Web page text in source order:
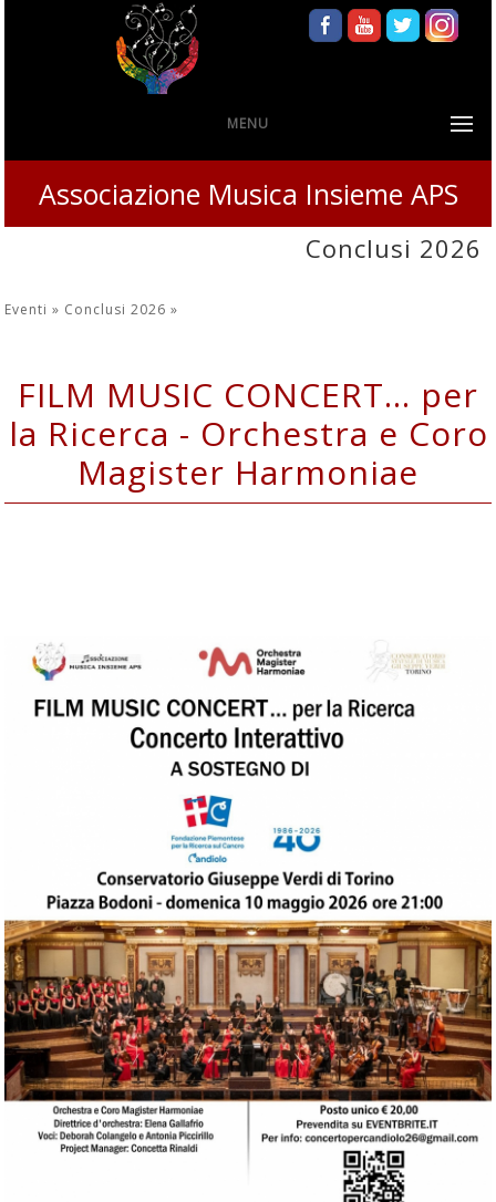
MENU
Associazione Musica Insieme APS
Conclusi 2026
Eventi » Conclusi 2026»
FILM MUSIC CONCERT... per
la Ricerca - Orchestra e Coro
Magister Harmoniae